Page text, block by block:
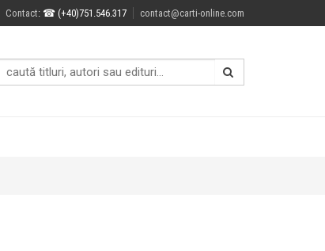
Contact: ☎ (+40)751.546.317 contact@carti-online.com